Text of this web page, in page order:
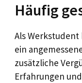
Häufig
Als Werkstudent
ein
zusätzliche
Erfahrungen